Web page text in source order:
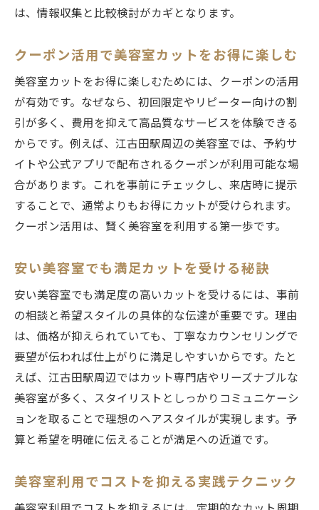
は、情報収集と比較検討がカギとなります。
クーポン活用で美容室カットをお得に楽しむ
美容室カットをお得に楽しむためには、クーポンの活用
が有効です。なぜなら、初回限定やリピーター向けの割
引が多く、費用を抑えて高品質なサービスを体験できる
からです。例えば、江古田駅周辺の美容室では、予約サ
イトや公式アプリで配布されるクーポンが利用可能な場
合があります。これを事前にチェックし、来店時に提示
することで、通常よりもお得にカットが受けられます。
クーポン活用は、賢く美容室を利用する第一歩です。
安い美容室でも満足カットを受ける秘訣
安い美容室でも満足度の高いカットを受けるには、事前
の相談と希望スタイルの具体的な伝達が重要です。理由
は、価格が抑えられていても、丁寧なカウンセリングで
要望が伝われば仕上がりに満足しやすいからです。たと
えば、江古田駅周辺ではカット専門店やリーズナブルな
美容室が多く、スタイリストとしっかりコミュニケーシ
ョンを取ることで理想のヘアスタイルが実現します。予
算と希望を明確に伝えることが満足への近道です。
美容室利用でコストを抑える実践テクニック